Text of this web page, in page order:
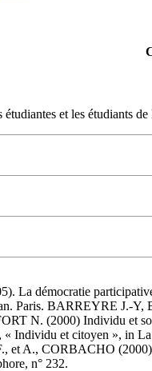
et les étudiants
démocratie
Paris. BARREYRE J.-
N. (2000) Individu et
Individu et citoyen », in
A., CORBACHO
n° 232.